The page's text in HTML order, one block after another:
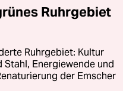
Ruhrgebiet
Ruhrgebiet: Kultur
Energiewende und
der Emscher